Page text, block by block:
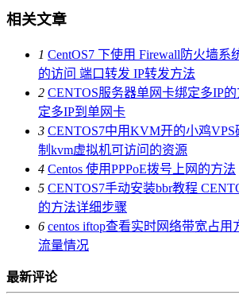
相关文章
1 CentOS7 下使用 Firewall防火墙系
的访问 端口转发 IP转发方法
2 CENTOS服务器单网卡绑定多IP
定多IP到单网卡
3 CENTOS7中用KVM开的小鸡
制kvm虚拟机可访问的资源
4 Centos 使用PPPoE拨号上网的方法
5 CENTOS7手动安装bbr教程
的方法详细步骤
6 centos iftop查看实时网络带宽占用
流量情况
最新评论